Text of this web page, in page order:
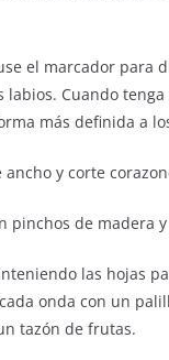
el marcador para
Cuando
más definida a
y corte
pinchos de madera
las hojas
onda con un
tazón de frutas.